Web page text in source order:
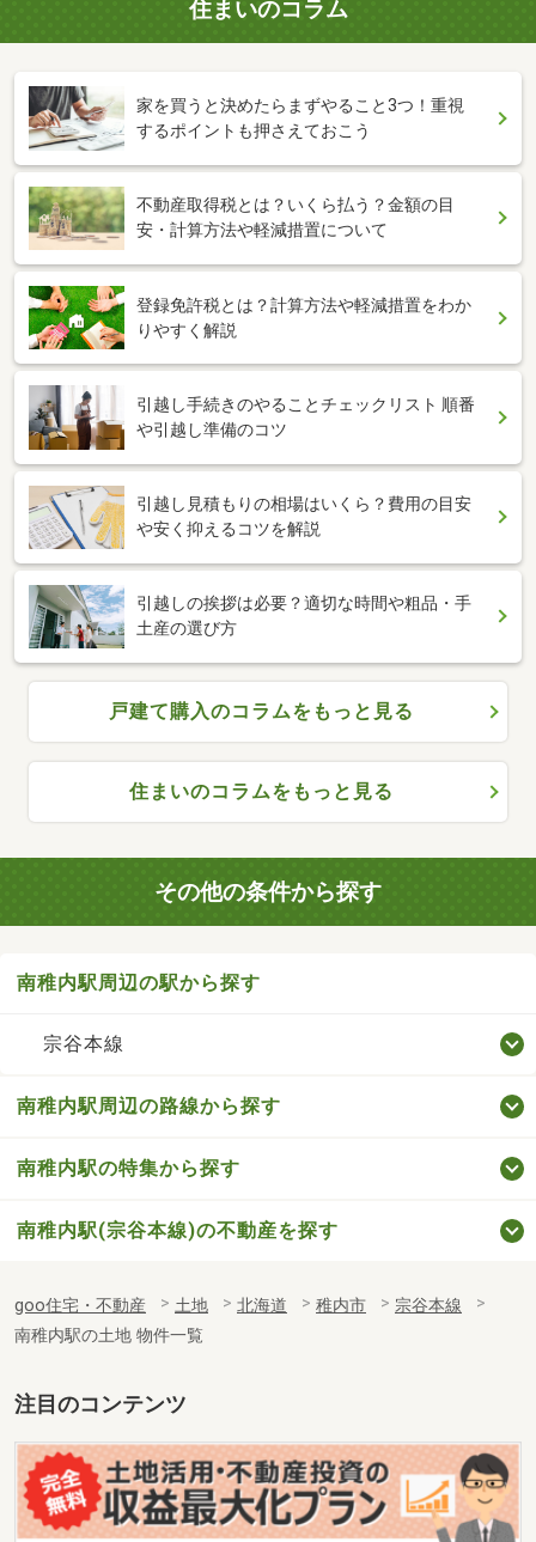
住まいのコラム
家を買うと決めたらまずやること3つ！重視
するポイントも押さえておこう
不動産取得税とは？いくら払う？金額の目
安・計算方法や軽減措置について
登録免許税とは？計算方法や軽減措置をわか
りやすく解説
引越し手続きのやることチェックリスト 順番
や引越し準備のコツ
引越し見積もりの相場はいくら？費用の目安
や安く抑えるコツを解説
引越しの挨拶は必要？適切な時間や粗品・手
土産の選び方
戸建て購入のコラムをもっと見る
住まいのコラムをもっと見る
その他の条件から探す
南稚内駅周辺の駅から探す
宗谷本線
南稚内駅周辺の路線から探す
南稚内駅の特集から探す
南稚内駅(宗谷本線)の不動産を探す
goo住宅・不動産 土地 北海道 稚内市
宗谷本線
南稚内駅の土地 物件一覧
注目のコンテンツ